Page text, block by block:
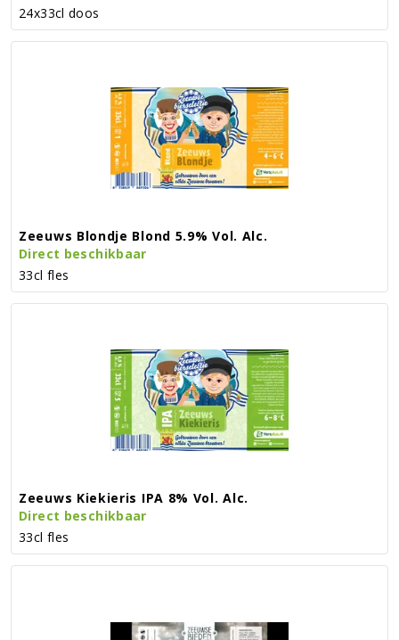
24x33cl doos
Zeeuws Blondje Blond 5.9% Vol. Alc.
Direct beschikbaar
33cl fles
Zeeuws Kiekieris IPA 8% Vol. Alc.
Direct beschikbaar
33cl fles